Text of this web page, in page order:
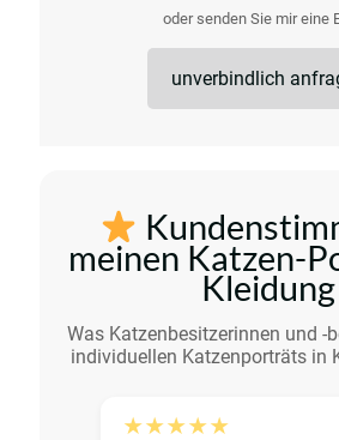
oder senden Sie mir eine
unverbindlich
meinen Katzen-
Kleidung
Was Katzenbesitzerinnen und -
individuellen Katzen­porträts in
★★★★★